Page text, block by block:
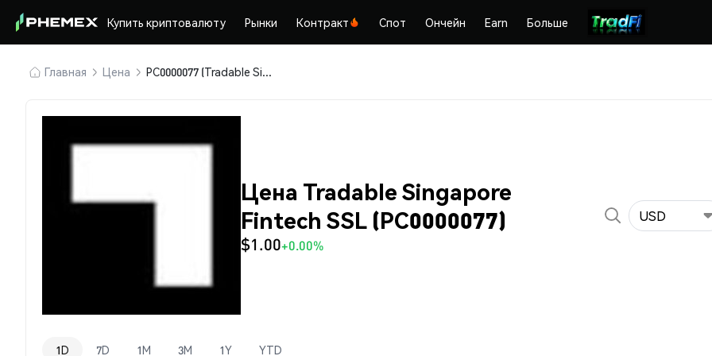
Купить криптовалюту Рынки Контракт Спот Ончейн Earn Больше
Главная Цена PC0000077 (Tradable Singapore Fintech SSL)
Цена Tradable Singapore
Fintech SSL (PC0000077)
$1.00+0.00%
USD
1D 7D 1M 3M 1Y YTD